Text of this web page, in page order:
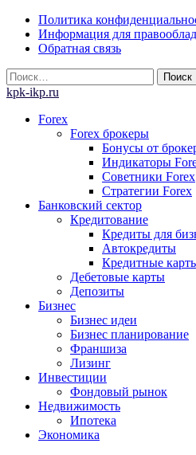
Skip
content
Политика
Информация для
Обратная связь
Найти:
kpk-ikp.ru
Forex
Forex брокеры
Бонусы от
Индикаторы
Советники Forex
Стратегии Forex
Банковский сектор
Кредитование
Кредиты для
Автокредиты
Кредитные
Дебетовые карты
Депозиты
Бизнес
Бизнес идеи
Бизнес планирование
Франшиза
Лизинг
Инвестиции
Фондовый рынок
Недвижимость
Ипотека
Экономика